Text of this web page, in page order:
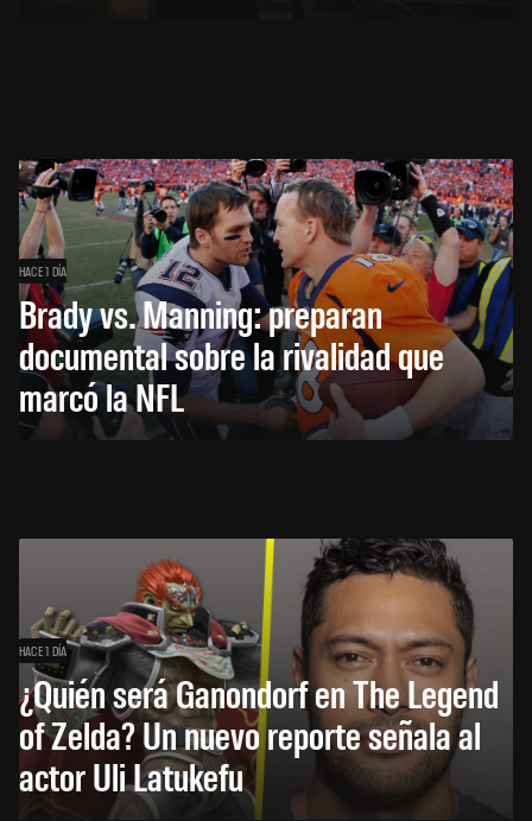
HACE 1 DÍA
Brady vs. Manning: preparan
documental sobre la rivalidad que
marcó la NFL
HACE 1 DÍA
¿Quién será Ganondorf en The Legend
of Zelda? Un nuevo reporte señala al
actor Uli Latukefu